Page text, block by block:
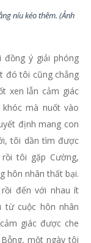
níu kéo thêm. (Ảnh
ý giải phóng
đó tôi cũng chẳng
xen lẫn cảm giác
mà nuốt vào
định mang con
tôi dần tìm được
tôi gặp Cường,
hôn nhân thất bại.
đến với nhau ít
từ cuộc hôn nhân
giác được che
một ngày tôi